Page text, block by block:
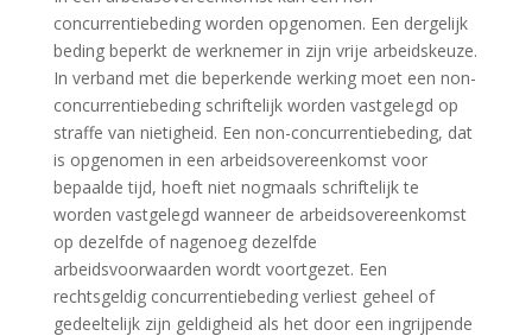
concurrentiebeding worden opgenomen. Een dergelijk
beding beperkt de werknemer in zijn vrije arbeidskeuze.
In verband met die beperkende werking moet een non-
concurrentiebeding schriftelijk worden vastgelegd op
straffe van nietigheid. Een non-concurrentiebeding, dat
is opgenomen in een arbeidsovereenkomst voor
bepaalde tijd, hoeft niet nogmaals schriftelijk te
worden vastgelegd wanneer de arbeidsovereenkomst
op dezelfde of nagenoeg dezelfde
arbeidsvoorwaarden wordt voortgezet. Een
rechtsgeldig concurrentiebeding verliest geheel of
gedeeltelijk zijn geldigheid als het door een ingrijpende